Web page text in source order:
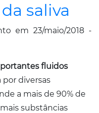
saliva
em 23/maio/2018 -
fluidos
diversas
a mais de 90% de
substâncias